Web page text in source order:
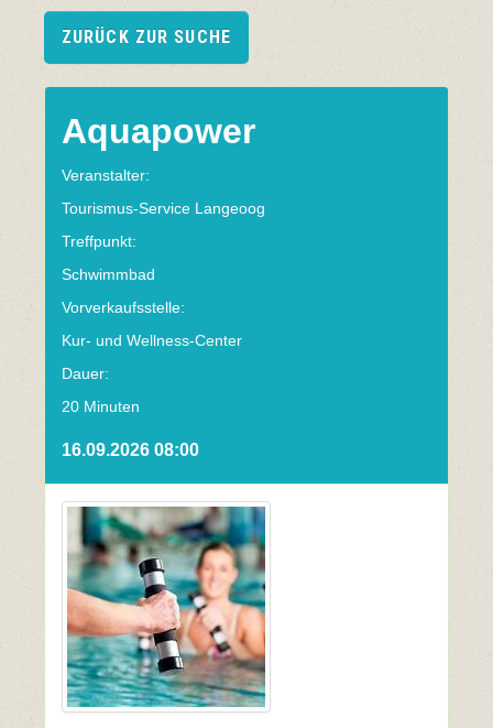
ZURÜCK ZUR SUCHE
Aquapower
Veranstalter:
Tourismus-Service Langeoog
Treffpunkt:
Schwimmbad
Vorverkaufsstelle:
Kur- und Wellness-Center
Dauer:
20 Minuten
16.09.2026 08:00